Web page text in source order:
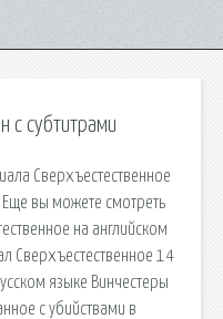
с субтитрами
Сверхъестественное
Еще вы можете смотреть
на английском
Сверхъестественное 14
языке Винчестеры
с убийствами в